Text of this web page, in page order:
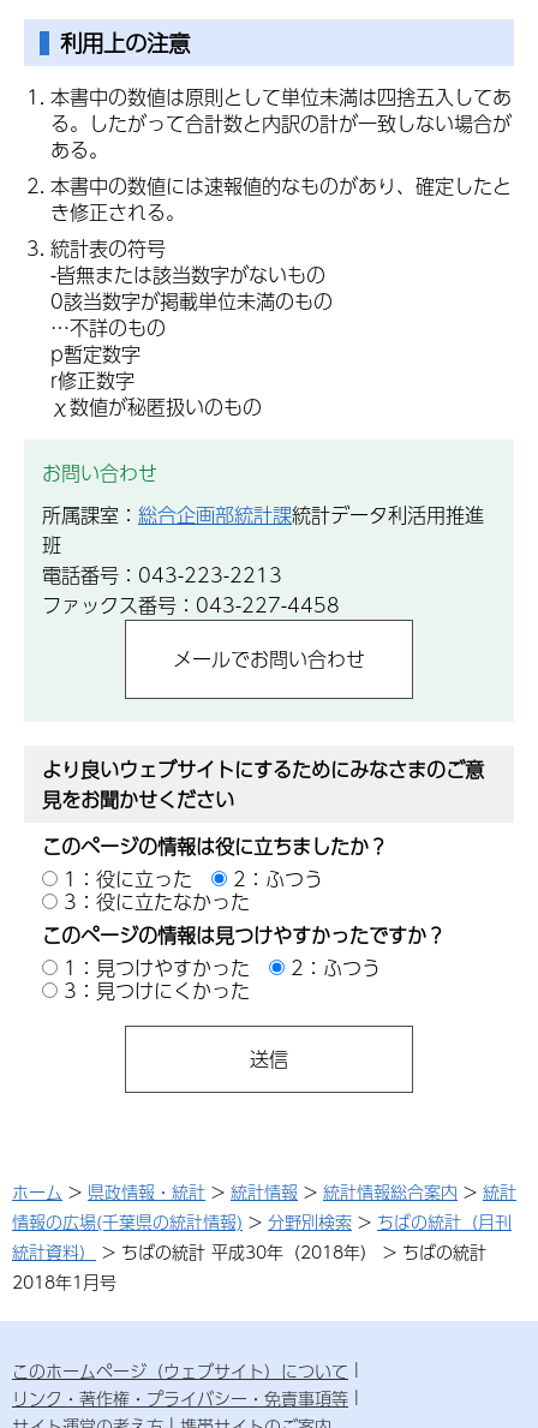
利用上の注意
本書中の数値は原則として単位未満は四捨五入してあ
る。したがって合計数と内訳の計が一致しない場合が
ある。
本書中の数値には速報値的なものがあり、確定したと
き修正される。
統計表の符号
-皆無または該当数字がないもの
0該当数字が掲載単位未満のもの
…不詳のもの
p暫定数字
r修正数字
χ数値が秘匿扱いのもの
お問い合わせ
所属課室： 総合企画部統計課統計データ利活用推進
班
電話番号：043-223-2213
ファックス番号：043-227-4458
より良いウェブサイトにするためにみなさまのご意
見をお聞かせください
このページの情報は役に立ちましたか？
1：役に立った
2：ふつう
3：役に立たなかった
このページの情報は見つけやすかったですか？
1：見つけやすかった
2：ふつう
3：見つけにくかった
ホーム > 県政情報・統計 > 統計情報 > 統計情報総合案内 > 統計
情報の広場(千葉県の統計情報) > 分野別検索 > ちばの統計（月刊
統計資料）
> ちばの統計 平成30年（2018年） > ちばの統計
2018年1月号
このホームページ（ウェブサイト）について
リンク・著作権・プライバシー・免責事項等